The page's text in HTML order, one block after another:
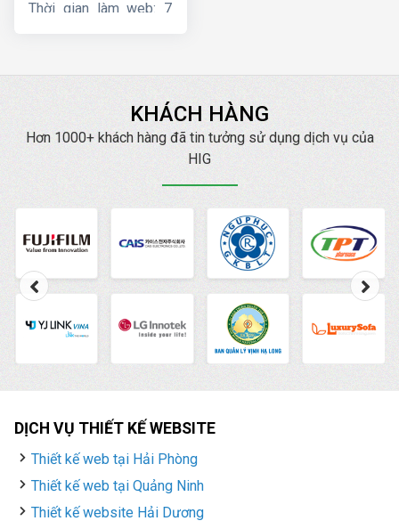
Thời gian làm web: 7
KHÁCH HÀNG
Hơn 1000+ khách hàng đã tin tưởng sử dụng dịch vụ của
HIG
DỊCH VỤ THIẾT KẾ WEBSITE
Thiết kế web tại Hải Phòng
Thiết kế web tại Quảng Ninh
Thiết kế website Hải Dương